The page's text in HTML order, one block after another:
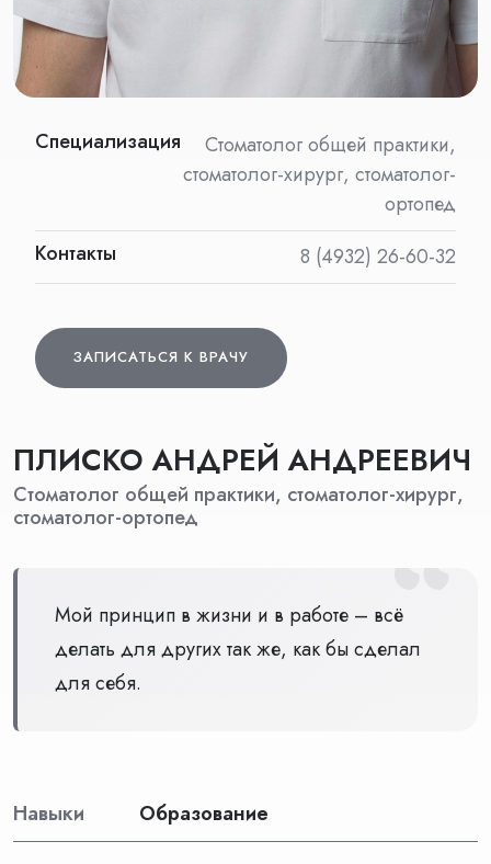
Специализация
Стоматолог общей практики,
стоматолог-хирург, стоматолог-
ортопед
Контакты
8 (4932) 26-60-32
ЗАПИСАТЬСЯ К ВРАЧУ
ПЛИСКО АНДРЕЙ АНДРЕЕВИЧ
Стоматолог общей практики, стоматолог-хирург,
стоматолог-ортопед
Мой принцип в жизни и в работе – всё
делать для других так же, как бы сделал
для себя.
Навыки Образование